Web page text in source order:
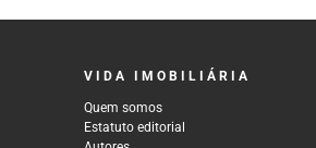
VIDA IMOBILIÁRIA
Quem somos
Estatuto editorial